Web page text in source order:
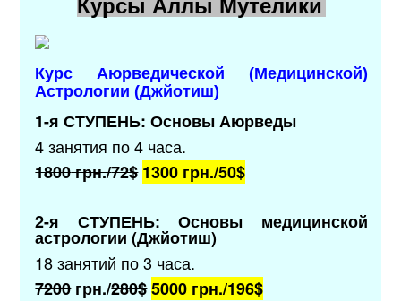
Курс Аюрведической (Медицинской)
Астрологии (Джйотиш)
1-я СТУПЕНЬ: Основы Аюрведы
4 занятия по 4 часа.
1800грн./72$ 1300 грн./50$
2-я СТУПЕНЬ: Основы медицинской
астрологии (Джйотиш)
18 занятий по 3 часа.
7200грн./280$5000 грн./196$